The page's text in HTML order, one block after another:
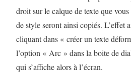
droit sur le calque de texte que
de style seront ainsi copiés. L’effet
cliquant dans « créer un texte
l’option « Arc » dans la boite de
qui s’affiche alors à l’écran.